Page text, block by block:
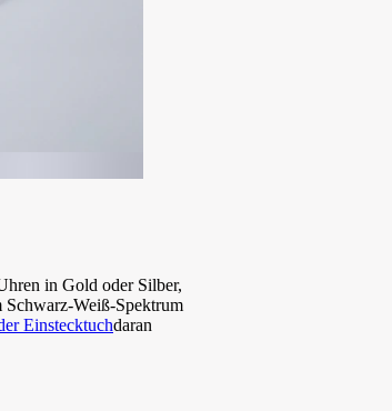
in Gold oder Silber,
Schwarz-Weiß-Spektrum
Einstecktuchdaran